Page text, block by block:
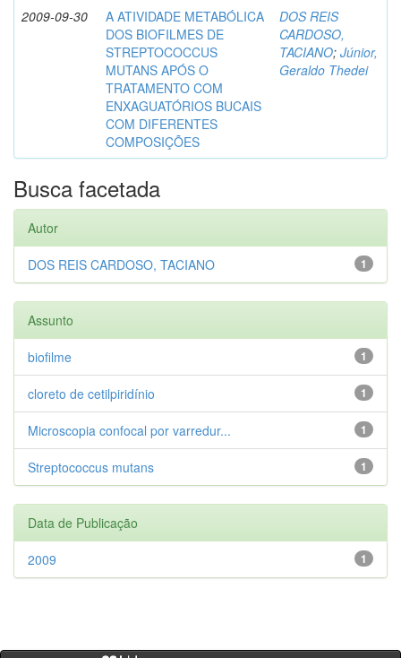
2009-09-30
A ATIVIDADE METABÓLICA
DOS BIOFILMES DE
STREPTOCOCCUS
MUTANS APÓS O
TRATAMENTO COM
ENXAGUATÓRIOS BUCAIS
COM DIFERENTES
COMPOSIÇÕES
DOS REIS
CARDOSO,
TACIANO; Júnior,
Geraldo Thedei
Busca facetada
Autor
1
DOS REIS CARDOSO, TACIANO
Assunto
1
biofilme
1
cloreto de cetilpiridínio
1
Microscopia confocal por varredur...
1
Streptococcus mutans
Data de Publicação
1
2009